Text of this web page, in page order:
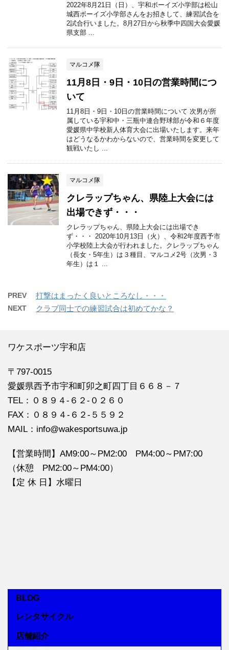
2022年8月21日（日）、宇和ボーイズ小学部は松山
城西ボーイズ小学部さんをお招きして、練習試合を
2試合行いました。8月27日から秋季中四国大会愛媛
県支部 ...
マルコメ隊
11月8日・9日・10日の営業時間につ
いて
11月8日・9日・10日の営業時間について 次男が所
属している宇和中・三瓶中連合野球部が令和６年度
愛媛県中学校新人体育大会に出場いたします。来年
はどうなるかわからないので、営業時間を変更して
観戦いたし ...
マルコメ隊
クレラップちゃん、県陸上大会には
出場できず・・・
クレラップちゃん、県陸上大会には出場でき
ず・・・ 2020年10月13日（火）、令和2年度西予市
小学校陸上大会が行われました。クレラップちゃん
（長女・5年生）は３種目、マルコメ2号（次男・3
年生）は１ ...
PREV 打撃はまったく良いところなし・・・
NEXT クラブ同士での練習試合は初めてかな？
ワケスポーツ宇和店
〒797-0015
愛媛県西予市宇和町卯之町四丁目６６８－７
TEL：０８９４‐６２‐０２６０
FAX：０８９４‐６２‐５５９２
MAIL：info@wakesportsuwa.jp
【営業時間】AM9:00～PM2:00 PM4:00～PM7:00
（休憩 PM2:00～PM4:00）
【定 休 日】水曜日
BLOG
レンタサイクル
店舗紹介